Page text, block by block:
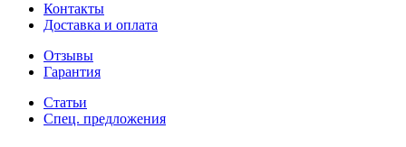
Контакты
Доставка и оплата
Отзывы
Гарантия
Статьи
Спец. предложения